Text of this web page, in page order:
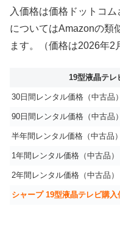
入価格は価格ドットコ
についてはAmazonの類
ます。（価格は2026年2
19型液晶テレ
30日間レンタル価格（中古品）
90日間レンタル価格（中古品）
半年間レンタル価格（中古品）
1年間レンタル価格（中古品）
2年間レンタル価格（中古品）
シャープ 19型液晶テレビ購入